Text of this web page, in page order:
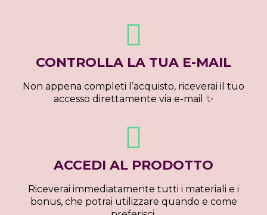
CONTROLLA LA TUA E-MAIL
Non appena completi l’acquisto, riceverai il tuo
accesso direttamente via e-mail ✨
ACCEDI AL PRODOTTO
Riceverai immediatamente tutti i materiali e i
bonus, che potrai utilizzare quando e come